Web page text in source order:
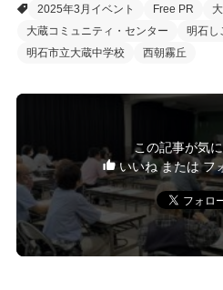
2025年3月イベント
Free PR
大蔵コミュニティ・センター
明石し
明石市立大蔵中学校
西朝霧丘
この記事が気
いいね または フ